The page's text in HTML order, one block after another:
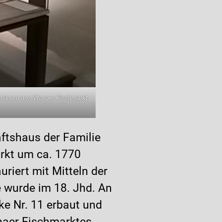
am Altonaer Fischmarkt
der Familie
um ca. 1770
mit Mitteln der
wurde im 18. Jhd. An
Nr. 11 erbaut und